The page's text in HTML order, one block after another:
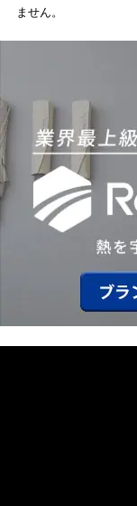
ません。